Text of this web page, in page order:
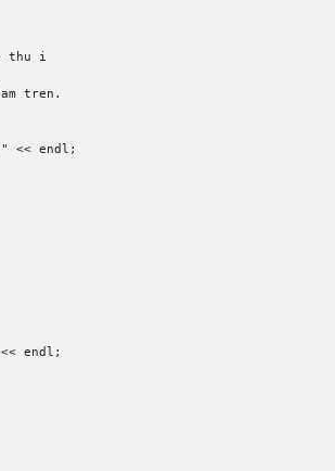
thu i
tren.
<< endl ;
<< endl ;